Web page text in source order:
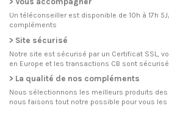
Un téléconseiller est disponible de 10h à 17h
compléments
> Site sécurisé
Notre site est sécurisé par un Certificat SSL,
en Europe et les transactions CB sont
> La qualité de nos compléments
Nous sélectionnons les meilleurs produits
nous faisons tout notre possible pour vous les